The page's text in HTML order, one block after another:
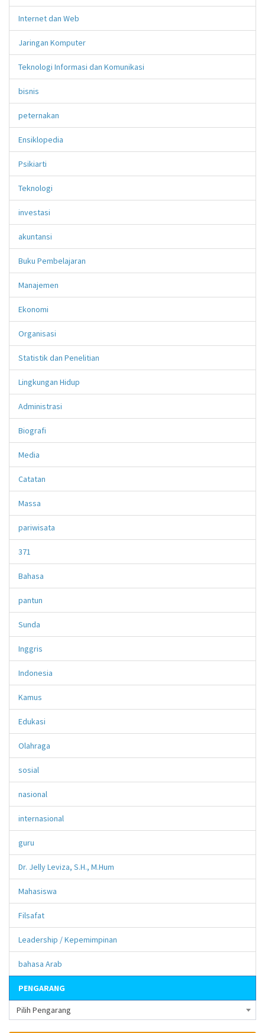
Internet dan Web
Jaringan Komputer
Teknologi Informasi dan Komunikasi
bisnis
peternakan
Ensiklopedia
Psikiarti
Teknologi
investasi
akuntansi
Buku Pembelajaran
Manajemen
Ekonomi
Organisasi
Statistik dan Penelitian
Lingkungan Hidup
Administrasi
Biografi
Media
Catatan
Massa
pariwisata
371
Bahasa
pantun
Sunda
Inggris
Indonesia
Kamus
Edukasi
Olahraga
sosial
nasional
internasional
guru
Dr. Jelly Leviza, S.H., M.Hum
Mahasiswa
Filsafat
Leadership / Kepemimpinan
bahasa Arab
PENGARANG
Pilih Pengarang